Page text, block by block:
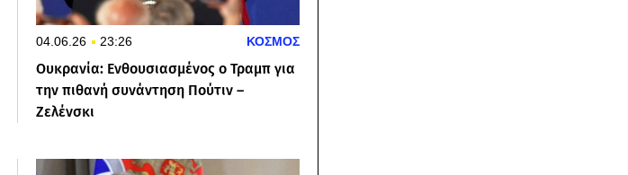
04.06.26 23:26 ΚΟΣΜΟΣ
Ουκρανία: Ενθουσιασμένος ο Τραμπ για
την πιθανή συνάντηση Πούτιν –
Ζελένσκι